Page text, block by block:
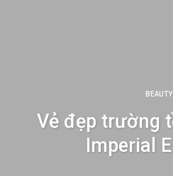
BEAUTY
Vẻ đẹp trường
Imperial